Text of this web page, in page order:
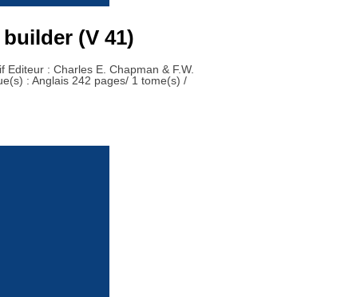
(V 41)
Editeur : Charles E. Chapman & F.W.
: Anglais 242 pages/ 1 tome(s) /